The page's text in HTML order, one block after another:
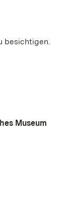
besichtigen.
Museum